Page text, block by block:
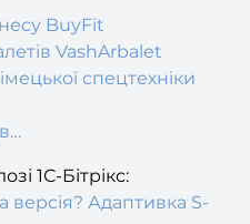
VashArbalet
спецтехніки
1С-Бітрікс:
Адаптивка S-
серії S-Line